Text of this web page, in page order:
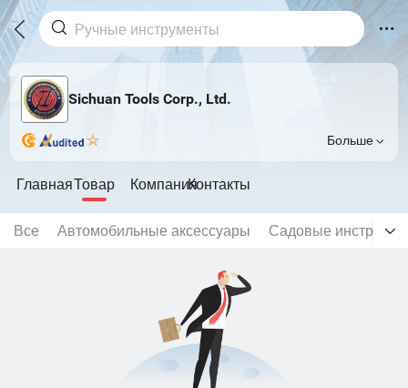
Sichuan Tools Corp., Ltd.
Больше
ГлавнаяТовар КомпанияКонтакты
Все Автомобильные аксессуары Садовые